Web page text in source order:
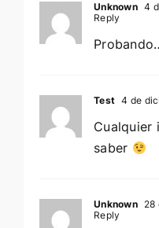
Unknown 4
Reply
Test 4 de
Cualquier
saber
Unknown 28
Reply